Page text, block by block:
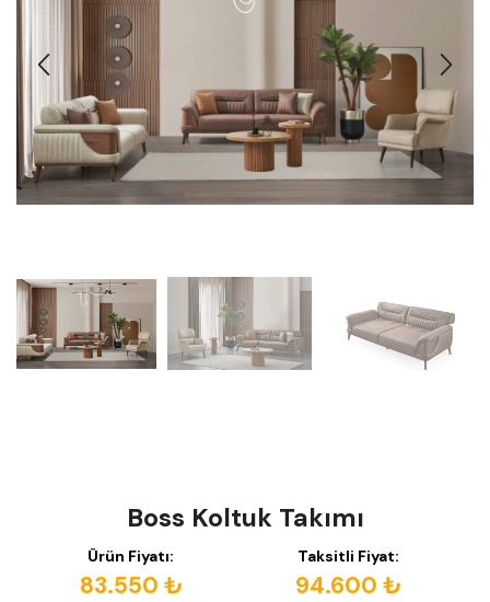
Boss Koltuk Takımı
Ürün Fiyatı:
83.550 ₺
Taksitli Fiyat:
94.600 ₺